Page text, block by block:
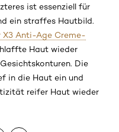
ist essenziell für
ein straffes Hautbild.
X3 Anti-Age Creme-
Haut wieder
Die
in die Haut ein und
reifer Haut wieder